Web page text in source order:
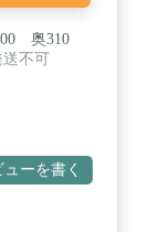
奥310
不可
ューを書く